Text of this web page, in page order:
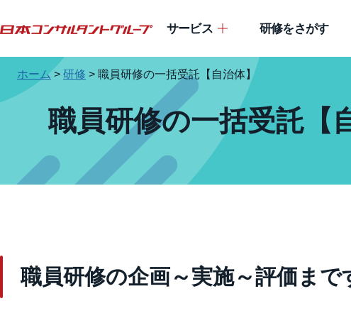
サービス 研修をさがす
ホーム> 研修 > 職員研修の一括受託【自治体】
職員研修の一括受託【
職員研修の企画～実施～評価ま